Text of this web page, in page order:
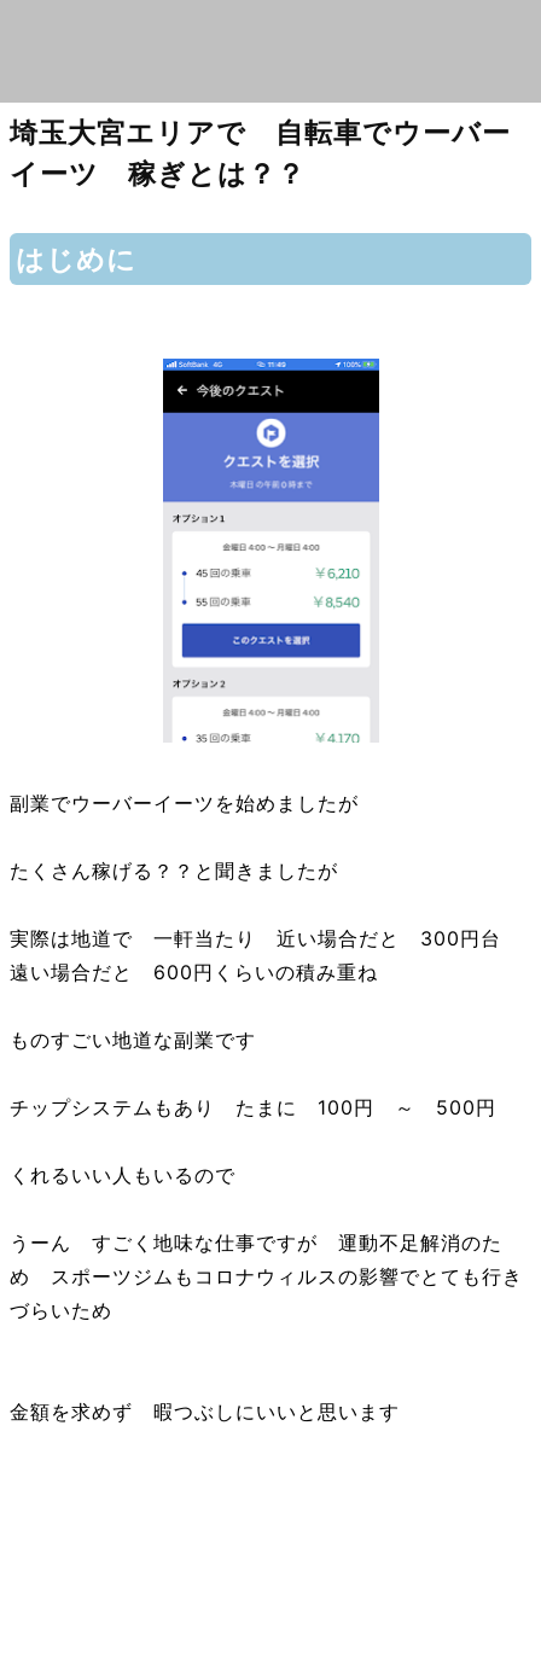
埼玉大宮エリアで 自転車でウーバー
イーツ 稼ぎとは？？
はじめに
副業でウーバーイーツを始めましたが
たくさん稼げる？？と聞きましたが
実際は地道で 一軒当たり 近い場合だと 300円台
遠い場合だと 600円くらいの積み重ね
ものすごい地道な副業です
チップシステムもあり たまに 100円 ～ 500円
くれるいい人もいるので
うーん すごく地味な仕事ですが 運動不足解消のた
め スポーツジムもコロナウィルスの影響でとても行き
づらいため
金額を求めず 暇つぶしにいいと思います